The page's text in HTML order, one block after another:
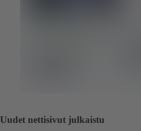
Uudet nettisivut julkaistu